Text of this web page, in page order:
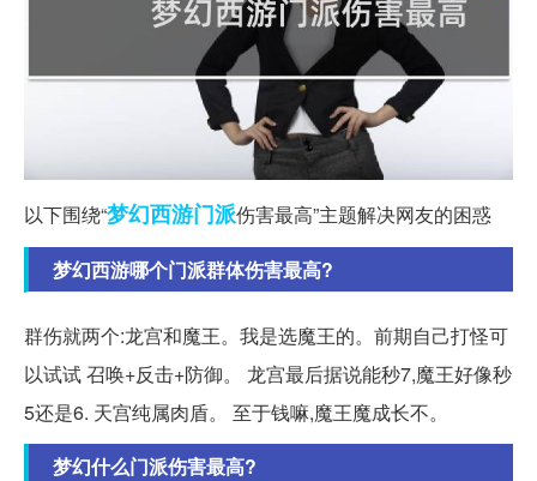
以下围绕“梦幻西游门派伤害最高”主题解决网友的困惑
梦幻西游哪个门派群体伤害最高?
群伤就两个:龙宫和魔王。我是选魔王的。前期自己打怪可
以试试 召唤+反击+防御。 龙宫最后据说能秒7,魔王好像秒
5还是6. 天宫纯属肉盾。 至于钱嘛,魔王魔成长不。
梦幻什么门派伤害最高?